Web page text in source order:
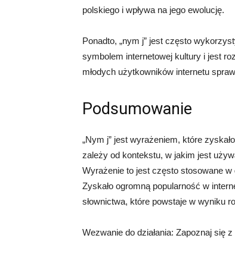
polskiego i wpływa na jego ewolucję.
Ponadto, „nym j” jest często
symbolem internetowej kultury i jest
młodych użytkowników internetu
Podsumowanie
„Nym j” jest wyrażeniem, które
zależy od kontekstu, w jakim jest
Wyrażenie to jest często stosowane
Zyskało ogromną popularność w
słownictwa, które powstaje w wyniku
Wezwanie do działania: Zapoznaj się